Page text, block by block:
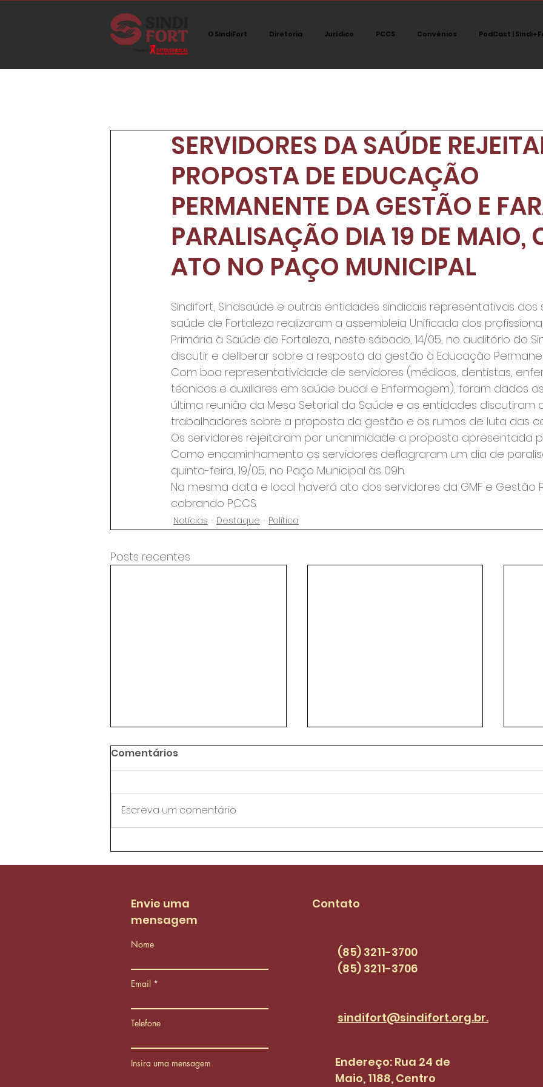
O SindiFort Diretoria Jurídico PCCS Convênios PodCast |
Imprensa Tecnologia PodCast Sindi+fort
SERVIDORES DA SAÚDE
PROPOSTA DE EDUCAÇÃO
PERMANENTE DA GESTÃO E
PARALISAÇÃO DIA 19 DE MAIO,
ATO NO PAÇO MUNICIPAL
Sindifort, Sindsaúde e outras entidades sindicais representativas dos
saúde de Fortaleza realizaram a assembleia Unificada dos
Primária à Saúde de Fortaleza, neste sábado, 14/05, no auditório do
discutir e deliberar sobre a resposta da gestão à Educação
Com boa representatividade de servidores (médicos, dentistas,
técnicos e auxiliares em saúde bucal e Enfermagem), foram dados
última reunião da Mesa Setorial da Saúde e as entidades discutiram
trabalhadores sobre a proposta da gestão e os rumos de luta das
Os servidores rejeitaram por unanimidade a proposta apresentada
Como encaminhamento os servidores deflagraram um dia de
quinta-feira, 19/05, no Paço Municipal às 09h.
Na mesma data e local haverá ato dos servidores da GMF e Gestão
cobrando PCCS.
Notícias Destaque Política
Posts recentes
Agentes de trânsito da
AMC aprovam proposta
PCCS
Aílton Lopes assume
mandato e se
pautas dos
Comentários
Escreva um comentário
Envie uma
mensagem
Nome
Email
Telefone
Insira uma mensagem
Contato
(85) 3211-3700
(85) 3211-3706
sindifort@sindifort.org.br.
Endereço: Rua 24 de
Maio, 1188, Centro